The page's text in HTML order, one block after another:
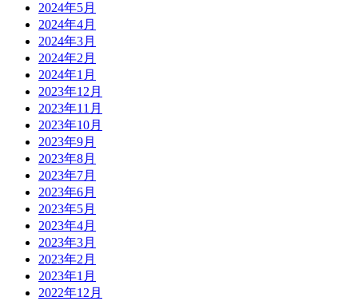
2024年5月
2024年4月
2024年3月
2024年2月
2024年1月
2023年12月
2023年11月
2023年10月
2023年9月
2023年8月
2023年7月
2023年6月
2023年5月
2023年4月
2023年3月
2023年2月
2023年1月
2022年12月